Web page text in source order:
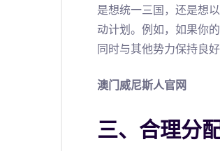
是想统一三国，还是想
动计划。例如，如果你
同时与其他势力保持良好
澳门威尼斯人官网
三、合理分